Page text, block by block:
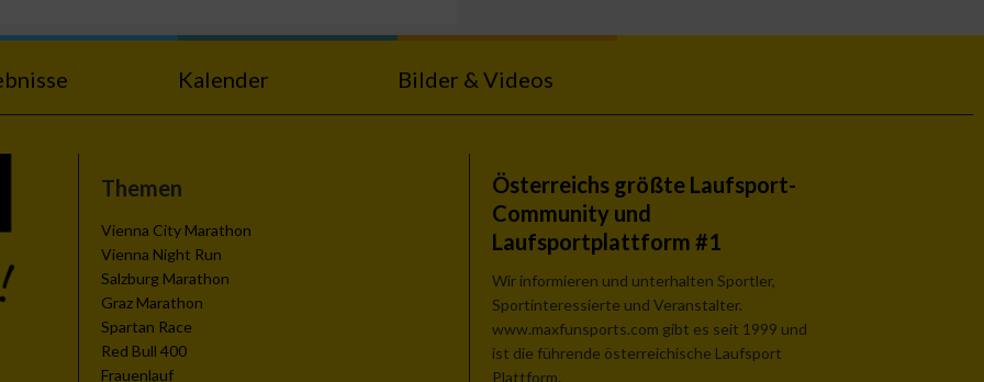
Kalender Bilder & Videos
Themen
Vienna City Marathon
Vienna Night Run
Salzburg Marathon
Graz Marathon
Spartan Race
Red Bull 400
Frauenlauf
Österreichs größte Laufsport-
Community und
Laufsportplattform #1
Wir informieren und unterhalten Sportler,
Sportinteressierte und Veranstalter.
www.maxfunsports.com gibt es seit 1999 und
ist die führende österreichische Laufsport
Plattform.